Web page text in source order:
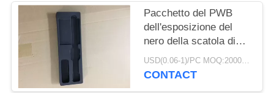
SITO
PRIVACY
POLICY
Pacchetto del PWB
dell'esposizione del
nero della scatola di
imballaggio di bolla di
protezione di ESD
USD(0.06-1)/PC MOQ:2000pcs
CONTACT